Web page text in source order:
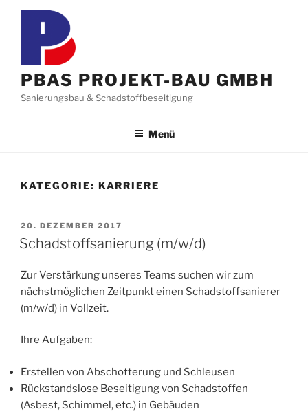
Zum
PBAS PROJEKT-BAU GMBH
Sanierungsbau & Schadstoffbeseitigung
Menü
KATEGORIE: KARRIERE
VERÖFFENTLICHT
AM
20. DEZEMBER 2017
Schadstoffsanierung (m/w/d)
Zur Verstärkung unseres Teams suchen wir zum
nächstmöglichen Zeitpunkt einen Schadstoffsanierer
(m/w/d) in Vollzeit.
Ihre Aufgaben:
Erstellen von Abschotterung und Schleusen
Rückstandslose Beseitigung von Schadstoffen
(Asbest, Schimmel, etc.) in Gebäuden